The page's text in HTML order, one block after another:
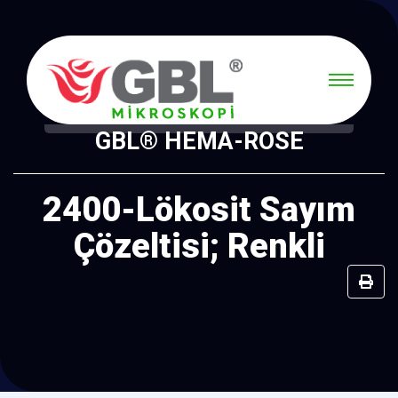
GBL® HEMA-ROSE
2400-Lökosit Sayım
Çözeltisi; Renkli